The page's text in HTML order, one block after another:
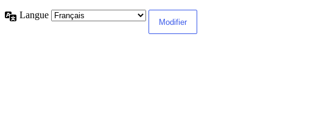
Langue